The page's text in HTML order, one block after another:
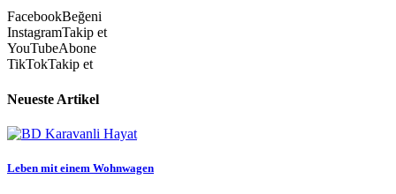
FacebookBeğeni
InstagramTakip et
YouTubeAbone
TikTokTakip et
Neueste Artikel
Leben mit einem Wohnwagen